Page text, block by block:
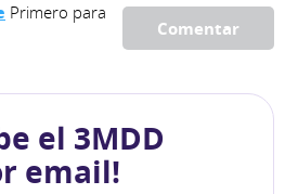
Comentar
Primero para
el 3MDD
email!